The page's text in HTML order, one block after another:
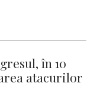
în 10
atacurilor